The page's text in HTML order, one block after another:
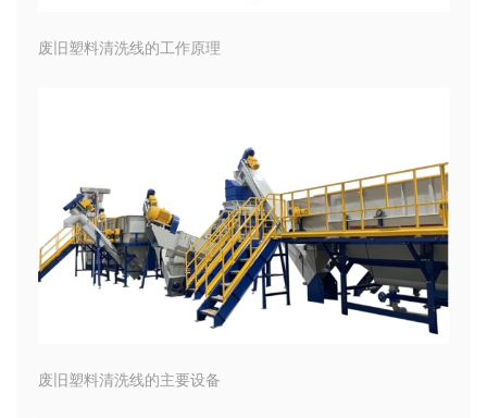
废旧塑料清洗线的工作原理
废旧塑料清洗线的主要设备